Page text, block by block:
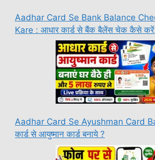
Aadhar Card Se Bank Balance
Kare : आधार कार्ड से बैंक बैलेंस चेक कैसे करें
Aadhar Card Se Ayushman Card
कार्ड से आयुष्मान कार्ड बनाये ?